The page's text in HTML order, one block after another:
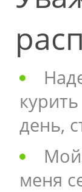
день,
Мой
меня